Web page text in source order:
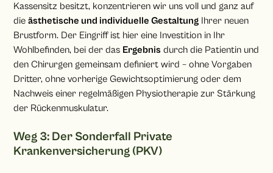
Kassensitz besitzt, konzentrieren wir uns voll und ganz auf
dieästhetische und individuelle Gestaltung Ihrer neuen
Brustform. Der Eingriff ist hier eine Investition in Ihr
Wohlbefinden, bei der das Ergebnis durch die Patientin und
den Chirurgen gemeinsam definiert wird – ohne Vorgaben
Dritter, ohne vorherige Gewichtsoptimierung oder dem
Nachweis einer regelmäßigen Physiotherapie zur Stärkung
der Rückenmuskulatur.
Weg 3: Der Sonderfall Private
Krankenversicherung (PKV)